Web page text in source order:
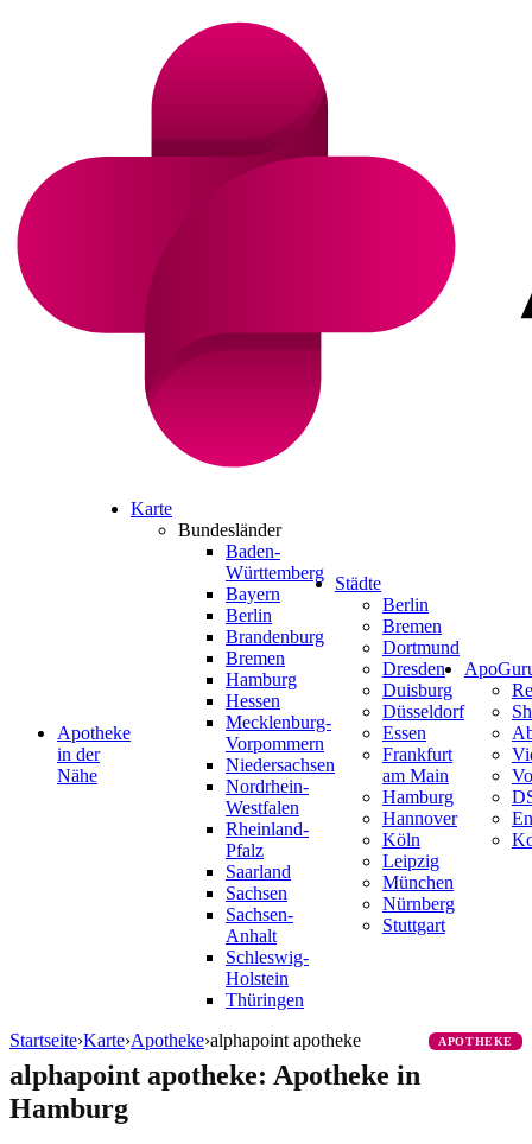
Apotheke
in der
Nähe
Karte
Bundesländer
Baden-
Württemberg
Bayern
Berlin
Brandenburg
Bremen
Hamburg
Hessen
Mecklenburg-
Vorpommern
Niedersachsen
Nordrhein-
Westfalen
Rheinland-
Pfalz
Saarland
Sachsen
Sachsen-
Anhalt
Schleswig-
Holstein
Thüringen
Städte
Berlin
Bremen
Dortmund
Dresden
Duisburg
Düsseldorf
Essen
Frankfurt
am Main
Hamburg
Hannover
Köln
Leipzig
München
Nürnberg
Stuttgart
Startseite›Karte›Apotheke›alphapoint apotheke APOTHEKE
alphapoint apotheke: Apotheke in
Hamburg